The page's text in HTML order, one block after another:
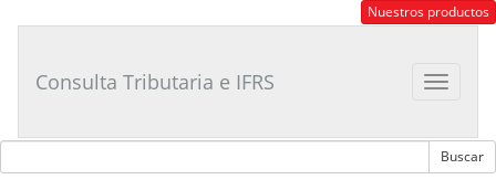
Tributario
Nuestros productos
Toggle
Consulta Tributaria e IFRS